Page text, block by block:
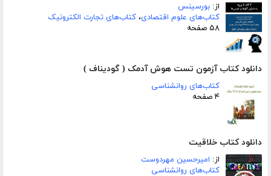
از: بورسینس
کتاب‌های علوم اقتصادی، کتاب‌های تجارت الکترونیک
۵۸ صفحه
دانلود کتاب آزمون تست هوش آدمک ( گودیناف )
کتاب‌های روانشناسی
۴ صفحه
دانلود کتاب خلاقیت
از: امیرحسین مهردوست
کتاب‌های روانشناسی